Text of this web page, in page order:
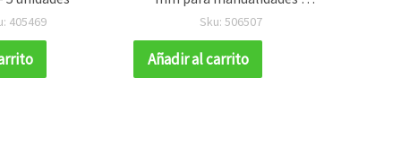
405469
bisutería
Sku: 506507
Añadir al carrito